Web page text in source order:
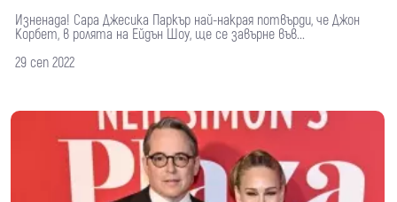
Изненада! Сара Джесика Паркър най-накрая потвърди, че Джон
Корбет, в ролята на Ейдън Шоу, ще се завърне във...
29 сеп 2022